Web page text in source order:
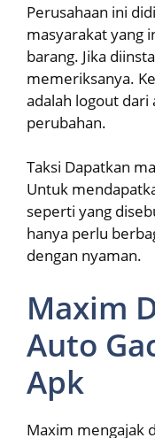
Perusahaan ini
masyarakat yang
barang. Jika
memeriksanya.
adalah logout
perubahan.
Taksi Dapatkan
Untuk
seperti yang
hanya perlu
dengan nyaman.
Maxim
Auto
Apk
Maxim mengajak